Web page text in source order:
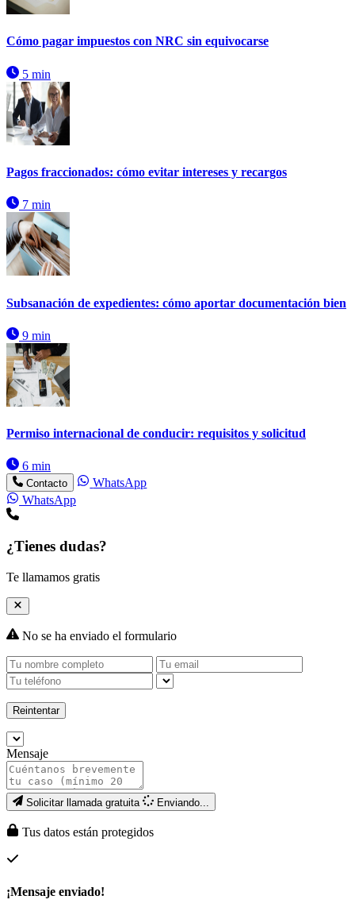
Cómo pagar impuestos con NRC sin equivocarse
5 min
Pagos fraccionados: cómo evitar intereses y recargos
7 min
Subsanación de expedientes: cómo aportar documentación bien
9 min
Permiso internacional de conducir: requisitos y solicitud
6 min
Contacto
WhatsApp
WhatsApp
¿Tienes dudas?
Te llamamos gratis
No se ha enviado el formulario
Reintentar
Mensaje
Solicitar llamada gratuita Enviando...
Tus datos están protegidos
¡Mensaje enviado!